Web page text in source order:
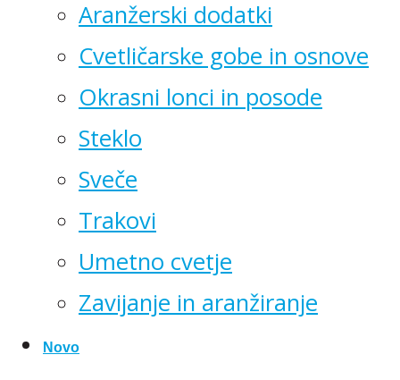
Aranžerski dodatki
Cvetličarske gobe in osnove
Okrasni lonci in posode
Steklo
Sveče
Trakovi
Umetno cvetje
Zavijanje in aranžiranje
Novo